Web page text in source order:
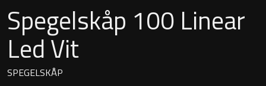
Underlimmat handfat
Handfat med piedestal
Stockholm
Spegelskåp 100 Linear
Led Vit
SPEGELSKÅP